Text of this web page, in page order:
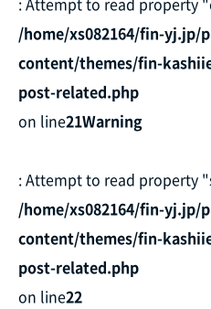
/home/xs082164/fin-yj.jp/
content/themes/fin-
post-related.php
on line21Warning
: Attempt to read property
/home/xs082164/fin-yj.jp/
content/themes/fin-
post-related.php
on line22